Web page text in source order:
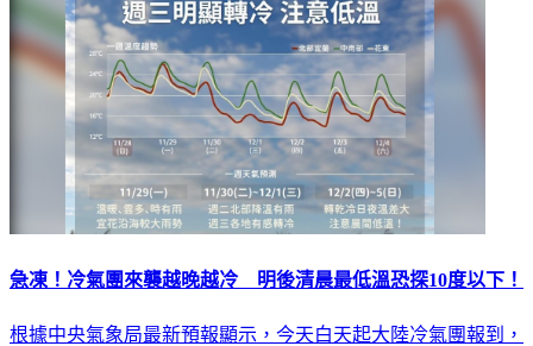
急凍！冷氣團來襲越晚越冷 明後清晨最低溫恐探10度以下！
根據中央氣象局最新預報顯示，今天白天起大陸冷氣團報到，